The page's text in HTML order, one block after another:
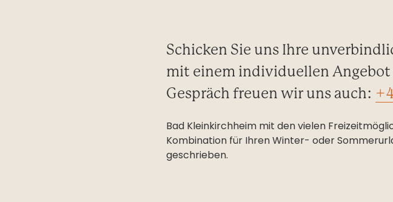
Schicken Sie uns Ihre
mit einem individuellen
Gespräch freuen wir uns auch:
Bad Kleinkirchheim mit den vielen
Kombination für Ihren Winter- oder
geschrieben.